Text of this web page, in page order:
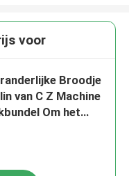
voor
Broodje
van C Z Machine
Om het